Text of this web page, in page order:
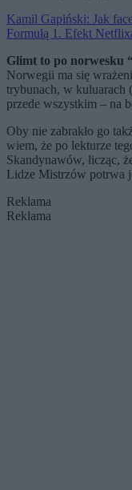
Kamil Gapiński: Jak
Formułą 1. Efekt
Glimt to po norwesku
Norwegii ma się
trybunach, w kuluarach
przede wszystkim – na
Oby nie zabrakło go
wiem, że po lekturze
Skandynawów, licząc,
Lidze Mistrzów potrwa
Reklama
Reklama